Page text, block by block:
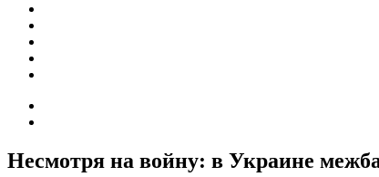
Несмотря на войну: в Украине